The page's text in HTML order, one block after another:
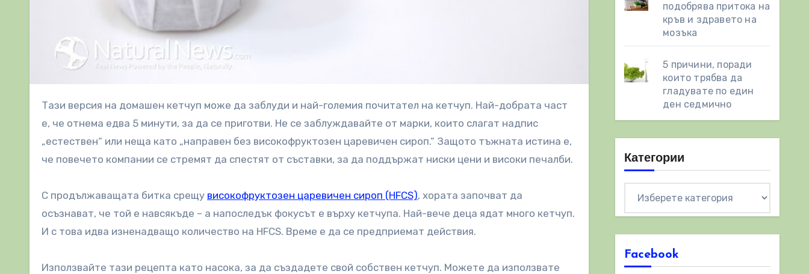
Тази версия на домашен кетчуп може да заблуди и най-големия почитател на кетчуп. Най-добрата част
е, че отнема едва 5 минути, за да се приготви. Не се заблуждавайте от марки, които слагат надпис
„естествен“ или неща като „направен без високофруктозен царевичен сироп.“ Защото тъжната истина е,
че повечето компании се стремят да спестят от съставки, за да поддържат ниски цени и високи печалби.
С продължаващата битка срещу високофруктозен царевичен сироп (HFCS), хората започват да
осъзнават, че той е навсякъде – а напоследък фокусът е върху кетчупа. Най-вече деца ядат много кетчуп.
И с това идва изненадващо количество на HFCS. Време е да се предприемат действия.
Използвайте тази рецепта като насока, за да създадете свой собствен кетчуп. Можете да използвате
подобрява притока на
кръв и здравето на
мозъка
5 причини, поради
които трябва да
гладувате по един
ден седмично
Категории
Facebook